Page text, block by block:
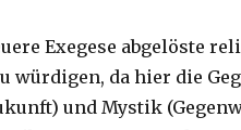
Exegese abgelöste
würdigen, da hier die
und Mystik